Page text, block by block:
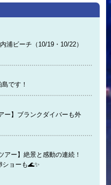
浦ビーチ（10/19・10/22）
です！
ー】ブランクダイバーも外
アー】絶景と感動の連続！
ョーも🌊✨